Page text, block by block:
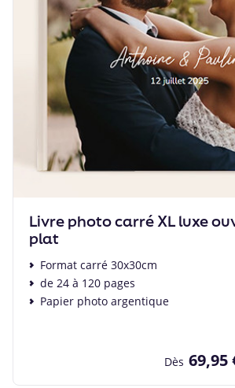
Livre photo carré XL luxe
plat
Format carré 30x30cm
de 24 à 120 pages
Papier photo argentique
Dès 69,95